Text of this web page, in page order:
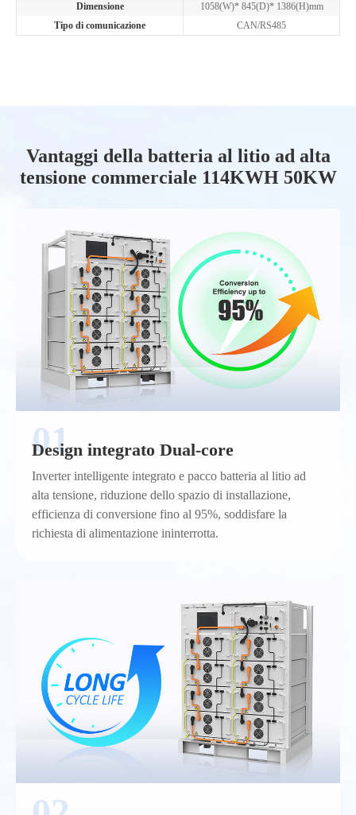
Dimensione
1058(W)* 845(D)* 1386(H)mm
Tipo di comunicazione
CAN/RS485
Vantaggi della batteria al litio ad alta
tensione commerciale 114KWH 50KW
Design integrato Dual-core
Inverter intelligente integrato e pacco batteria al litio ad
alta tensione, riduzione dello spazio di installazione,
efficienza di conversione fino al 95%, soddisfare la
richiesta di alimentazione ininterrotta.